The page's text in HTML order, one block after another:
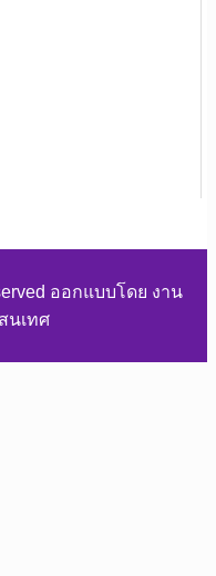
ออกแบบโดย งาน
นเทศ